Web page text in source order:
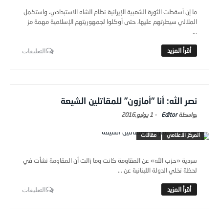
ما إن أسقطت الثورة الشعبية الإيرانية نظام الشاه الاستبدادي، واستكمل
الملالي سيطرتهم عليها، حتى أوكلوا لجمهوريتهم الإسلامية مهمة مز
...
التعليقات
نصر الله: أنا “أمازون” للمقاتلين الشيعة
Editor
- 1 يوليو,2016
المركز الاعلامي مقالات
سردية «حزب الله» عن المقاومة كانت وما زالت أن المقاومة نشأت في
لحظة تخلي الدولة اللبنانية عن ...
التعليقات